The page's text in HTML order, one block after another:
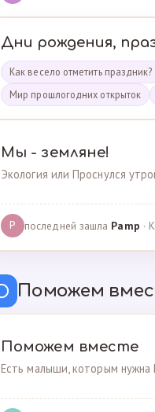
Дни рождения,
Как весело отметить
Мир прошлогодних открыток
Мы - земляне!
Экология или Проснулся
P последней зашла Pamp ·
Поможем
Поможем вместе
Есть малыши, которым